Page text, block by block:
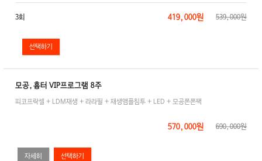
3회 419,000원 539,000원
모공,흉터 VIP프로그램 8주
피코프락셀 + LDM재생 + 라라필 + 재생앰플침투 + LED + 모공쫀쫀팩
자세히
570,000원 690,000원